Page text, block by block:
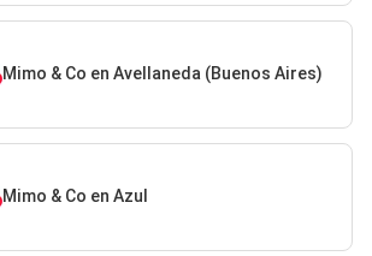
Mimo & Co en Avellaneda (Buenos Aires)
Mimo & Co en Azul